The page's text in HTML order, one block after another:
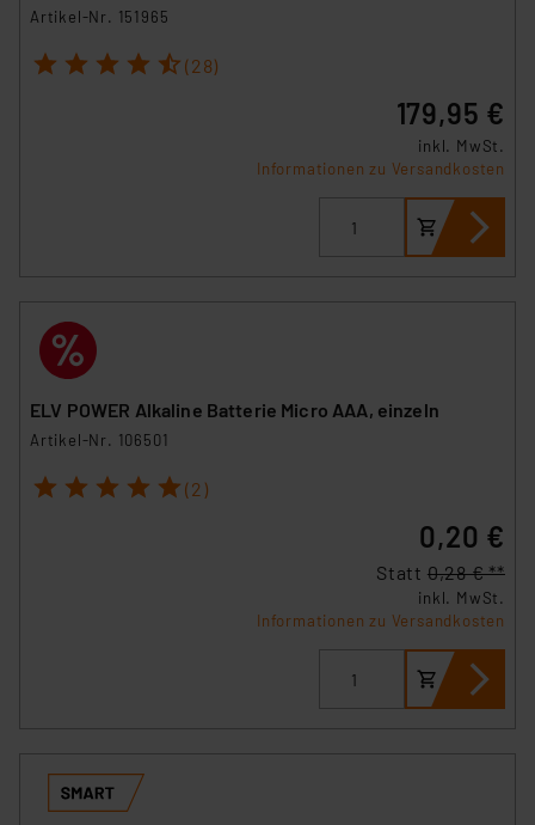
Artikel-Nr. 151965
1 2 3 4 5 (28)
179,95 €
inkl. MwSt.
Informationen zu Versandkosten
ELV POWER Alkaline Batterie Micro AAA, einzeln
Artikel-Nr. 106501
1 2 3 4 5 (2)
0,20 €
Statt 0,28 € **
inkl. MwSt.
Informationen zu Versandkosten